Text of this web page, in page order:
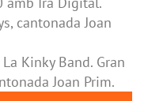
cantonada Joan
Kinky Band. Gran
Joan Prim.